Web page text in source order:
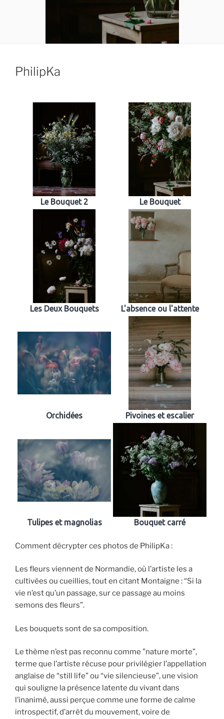
PhilipKa
Le Bouquet 2 Le Bouquet
Les Deux Bouquets L'absence ou l'attente
Orchidées Pivoines et escalier
Tulipes et magnolias Bouquet carré
Comment décrypter ces photos de PhilipKa :
Les fleurs viennent de Normandie, où l’artiste les a
cultivées ou cueillies, tout en citant Montaigne : “Si la
vie n’est qu’un passage, sur ce passage au moins
semons des fleurs”.
Les bouquets sont de sa composition.
Le thème n’est pas reconnu comme ”nature morte”,
terme que l’artiste récuse pour privilégier l’appellation
anglaise de “still life” ou “vie silencieuse”, une vision
qui souligne la présence latente du vivant dans
l’inanimé, aussi perçue comme une forme de calme
introspectif, d’arrêt du mouvement, voire de